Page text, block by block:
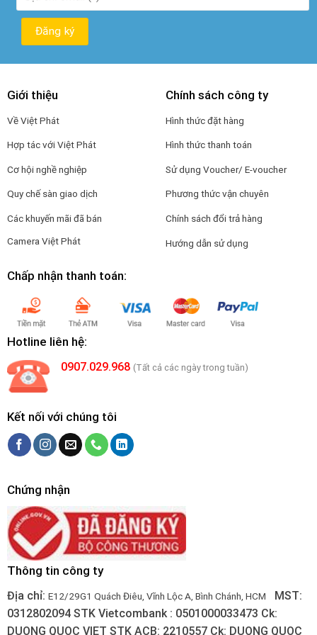
Giới thiệu
Về Việt Phát
Hợp tác với Việt Phát
Cơ hội nghề nghiệp
Quy chế sàn giao dịch
Các khuyến mãi đã bán
Camera Việt Phát
Chính sách công ty
Hình thức đặt hàng
Hình thức thanh toán
Sử dụng Voucher/ E-voucher
Phương thức vận chuyên
Chính sách đổi trả hàng
Hướng dẫn sử dụng
Chấp nhận thanh toán:
Hotline liên hệ:
0907.029.968 (Tất cả các ngày trong tuần)
Kết nối với chúng tôi
Chứng nhận
Thông tin công ty
Địa chỉ: E12/29G1 Quách Điêu, Vĩnh Lộc A, Bình Chánh, HCM
MST:
0312802094 STK Vietcombank : 0501000033473 Ck:
DUONG QUOC VIET STK ACB: 2210557 Ck: DUONG QUOC